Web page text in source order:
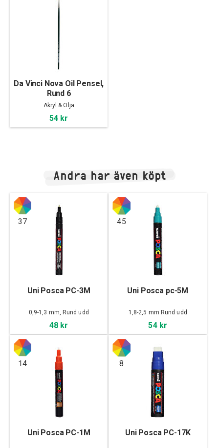
Da Vinci Nova Oil Pensel,
Rund 6
Akryl & Olja
54 kr
Andra har även köpt
37
Uni Posca PC-3M
0,9-1,3 mm, Rund udd
48 kr
45
Uni Posca pc-5M
1,8-2,5 mm Rund udd
54 kr
14
Uni Posca PC-1M
8
Uni Posca PC-17K